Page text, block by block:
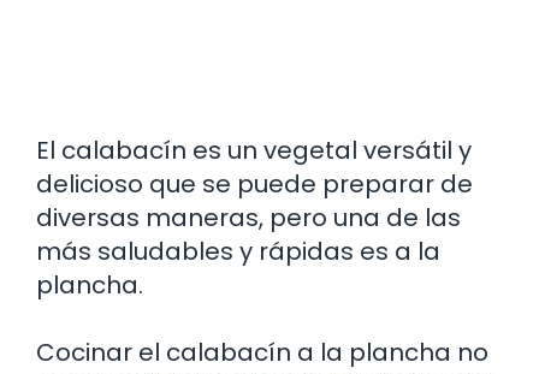
El calabacín es un vegetal versátil y
delicioso que se puede preparar de
diversas maneras, pero una de las
más saludables y rápidas es a la
plancha.
Cocinar el calabacín a la plancha no